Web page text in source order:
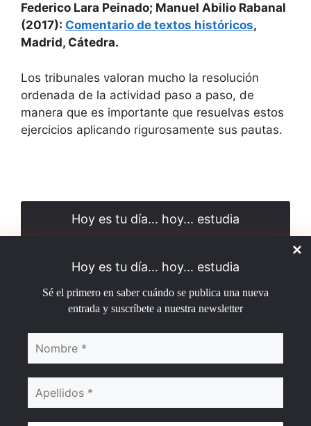
Federico Lara Peinado; Manuel Abilio Rabanal
(2017): Comentario de textos históricos,
Madrid, Cátedra.
Los tribunales valoran mucho la resolución
ordenada de la actividad paso a paso, de
manera que es importante que resuelvas estos
ejercicios aplicando rigurosamente sus pautas.
Hoy es tu día... hoy... estudia
Sé el primero en saber cuándo se publica una nueva
entrada y suscríbete a nuestra newsletter
Hoy es tu día... hoy... estudia
entrada y suscríbete a nuestra newsletter